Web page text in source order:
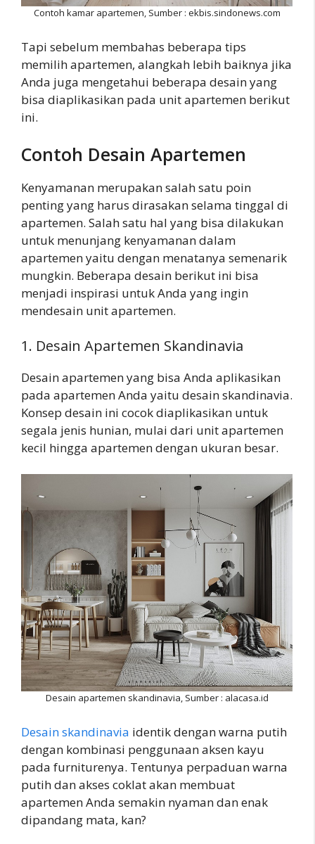
Contoh kamar apartemen, Sumber : ekbis.sindonews.com
Tapi sebelum membahas beberapa tips
memilih apartemen, alangkah lebih baiknya jika
Anda juga mengetahui beberapa desain yang
bisa diaplikasikan pada unit apartemen berikut
ini.
Contoh Desain Apartemen
Kenyamanan merupakan salah satu poin
penting yang harus dirasakan selama tinggal di
apartemen. Salah satu hal yang bisa dilakukan
untuk menunjang kenyamanan dalam
apartemen yaitu dengan menatanya semenarik
mungkin. Beberapa desain berikut ini bisa
menjadi inspirasi untuk Anda yang ingin
mendesain unit apartemen.
1. Desain Apartemen Skandinavia
Desain apartemen yang bisa Anda aplikasikan
pada apartemen Anda yaitu desain skandinavia.
Konsep desain ini cocok diaplikasikan untuk
segala jenis hunian, mulai dari unit apartemen
kecil hingga apartemen dengan ukuran besar.
Desain apartemen skandinavia, Sumber : alacasa.id
Desain skandinavia identik dengan warna putih
dengan kombinasi penggunaan aksen kayu
pada furniturenya. Tentunya perpaduan warna
putih dan akses coklat akan membuat
apartemen Anda semakin nyaman dan enak
dipandang mata, kan?